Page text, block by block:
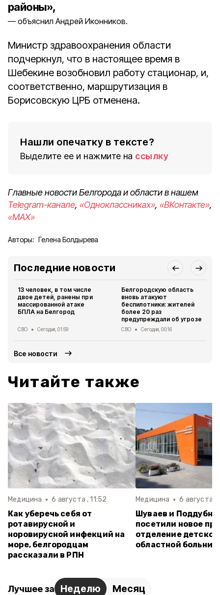
районы»,
объяснил Андрей Иконников.
Министр здравоохранения области
подчеркнул, что в настоящее время в
Шебекине возобновил работу стационар, и,
соответственно, маршрутизация в
Борисовскую ЦРБ отменена.
Нашли опечатку в тексте?
Выделите ее и нажмите на ссылку
Главные новости Белгорода и области в нашем
Telegram-канале, «Одноклассниках», «ВКонтакте»,
«MAX»
Авторы: Гелена Болдырева
Последние новости
13 человек, в том числе
двое детей, ранены при
массированной атаке
БПЛА на Белгород
СВО Сегодня, 01:59
Белгородскую область
вновь атакуют
беспилотники: жителей
более 20 раз
предупреждали об угрозе
СВО Сегодня, 00:16
Все новости
Читайте также
Медицина 6 августа , 11:52
Как уберечь себя от
ротавирусной и
норовирусной инфекций на
море, белгородцам
рассказали в РПН
Медицина 6 августа ,
Шуваев и
посетили новое
отделение детской
областной
Лучшее за Неделю Месяц